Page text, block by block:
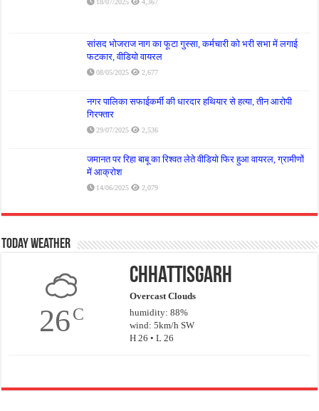
सांसद भोजराज नाग का फूटा गुस्सा, कर्मचारी को भरी सभा में लगाई
फटकार, वीडियो वायरल
08/05/2025 2,677
नगर पालिका सफाईकर्मी की धारदार हथियार से हत्या, तीन आरोपी
गिरफ्तार
29/07/2025 2,536
जमानत पर रिहा बाबू का रिश्वत लेते वीडियो फिर हुआ वायरल, ग्रामीणों
में आक्रोश
14/06/2025 2,079
Today Weather
26C
Chhattisgarh
Overcast Clouds
humidity: 88%
wind: 5km/h SW
H 26 • L 26